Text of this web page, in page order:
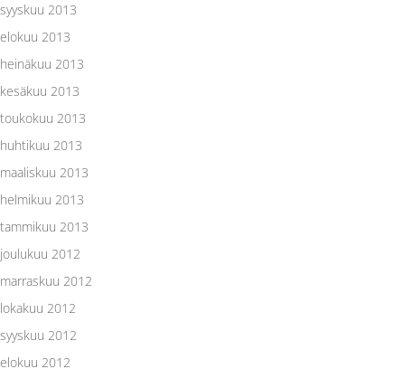
syyskuu 2013
elokuu 2013
heinäkuu 2013
kesäkuu 2013
toukokuu 2013
huhtikuu 2013
maaliskuu 2013
helmikuu 2013
tammikuu 2013
joulukuu 2012
marraskuu 2012
lokakuu 2012
syyskuu 2012
elokuu 2012